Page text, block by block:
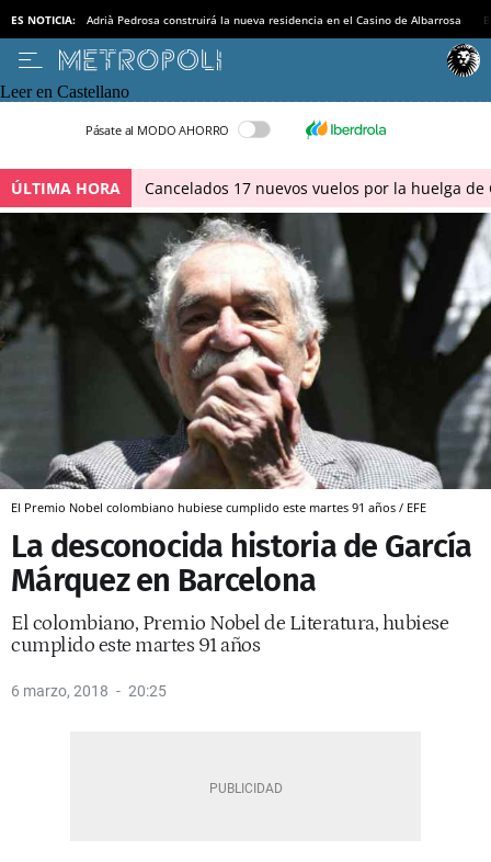
ES NOTICIA: Adrià Pedrosa construirá la nueva residencia en el Casino de Albarrosa
Leer en Castellano
Pásate al MODO AHORRO
ÚLTIMA HORA Cancelados 17 nuevos vuelos por la huelga
El Premio Nobel colombiano hubiese cumplido este martes 91 años / EFE
La desconocida historia de García
Márquez en Barcelona
El colombiano, Premio Nobel de Literatura, hubiese
cumplido este martes 91 años
6 marzo, 2018 20:25